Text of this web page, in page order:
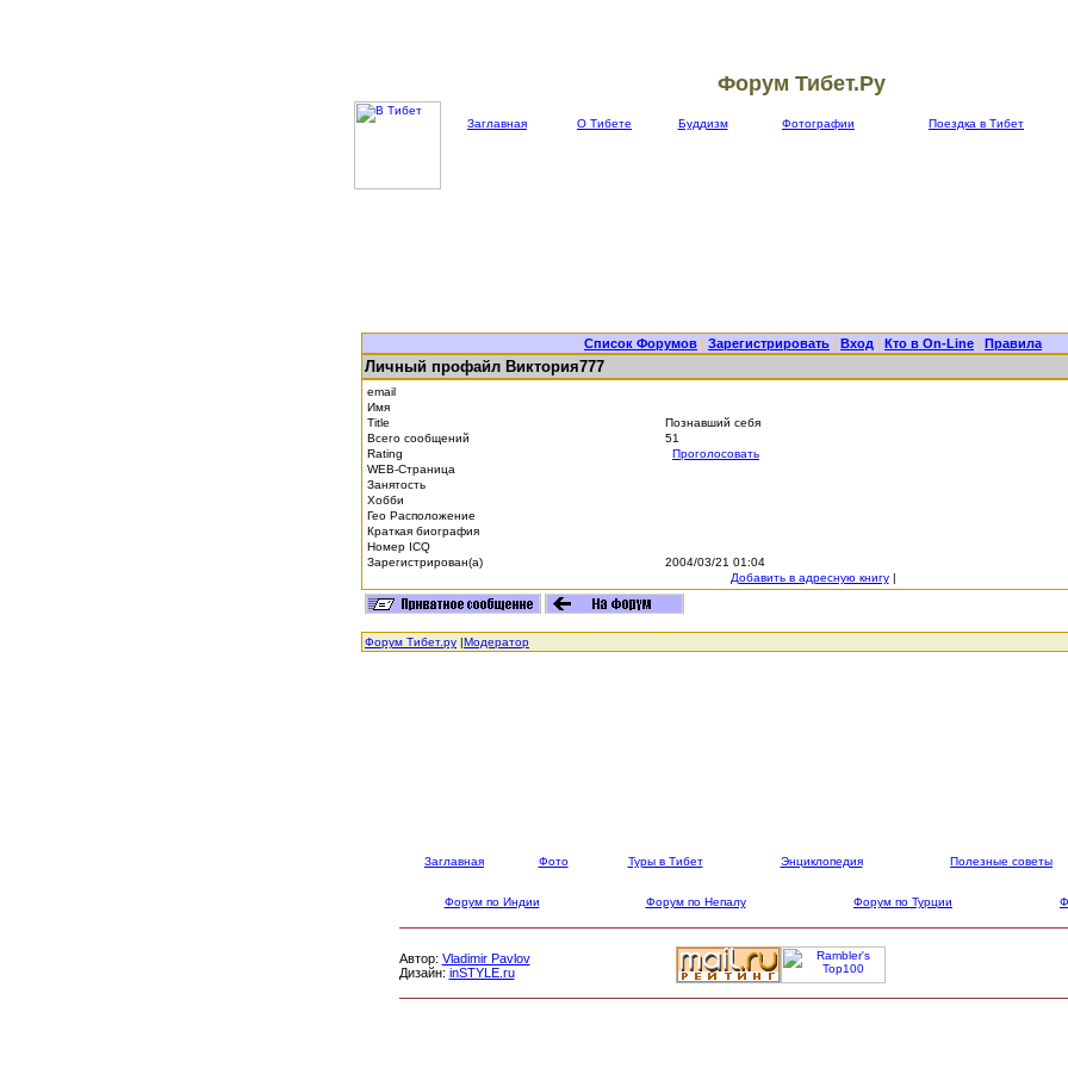
Форум Тибет.Ру
Заглавная О Тибете Буддизм Фотографии Поездка в Тибет
Список Форумов | Зарегистрировать | Вход | Кто в On-Line | Правила
Личный профайл Виктория777
email
Имя
Title
Познавший себя
Всего сообщений
51
Rating
Проголосовать
WEB-Страница
Занятость
Хобби
Гео Расположение
Краткая биография
Номер ICQ
Зарегистрирован(а)
2004/03/21 01:04
Добавить в адресную книгу|
Форум Тибет.ру |Модератор
Заглавная Фото Туры в Тибет Энциклопедия Полезные советы
Форум по Индии Форум по Непалу Форум по Турции
Автор: Vladimir Pavlov
Дизайн: inSTYLE.ru